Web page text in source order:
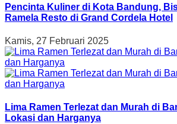
Pencinta Kuliner di Kota Bandung,
Ramela Resto di Grand Cordela Hotel
Kamis, 27 Februari 2025
Lima Ramen Terlezat dan Murah di
Lokasi dan Harganya